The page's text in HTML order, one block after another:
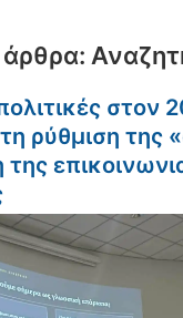
στον
ρύθμιση της
της